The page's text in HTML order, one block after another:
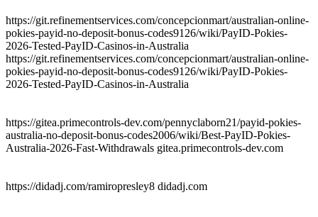
https://git.refinementservices.com/concepcionmart/australian-online-
pokies-payid-no-deposit-bonus-codes9126/wiki/PayID-Pokies-
2026-Tested-PayID-Casinos-in-Australia
https://git.refinementservices.com/concepcionmart/australian-online-
pokies-payid-no-deposit-bonus-codes9126/wiki/PayID-Pokies-
2026-Tested-PayID-Casinos-in-Australia
https://gitea.primecontrols-dev.com/pennyclaborn21/payid-pokies-
australia-no-deposit-bonus-codes2006/wiki/Best-PayID-Pokies-
Australia-2026-Fast-Withdrawals gitea.primecontrols-dev.com
https://didadj.com/ramiropresley8 didadj.com